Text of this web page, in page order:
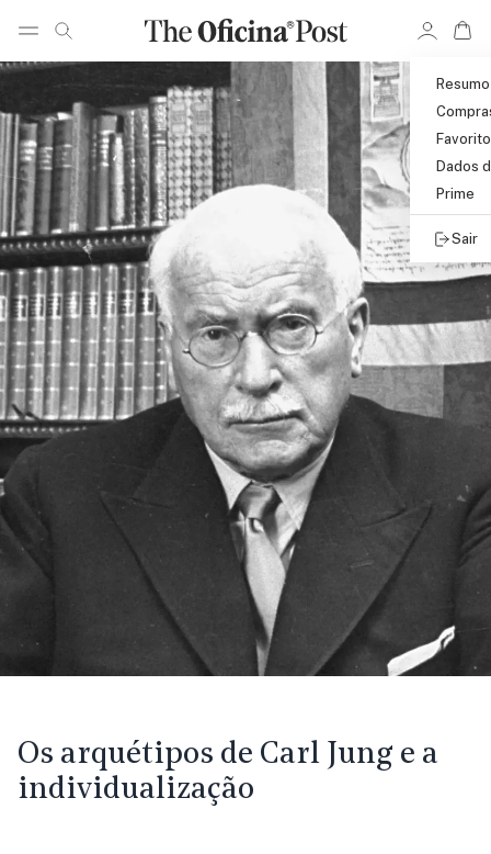
Ir para pagina de pesquisa
Resumo
Dados
Prime
Sair
Ir
Os arquétipos de Carl Jung e a
individualização